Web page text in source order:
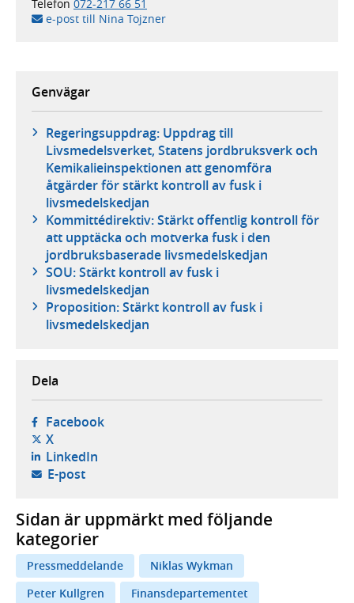
Telefon 072-217 66 51
e-post till Nina Tojzner
Genvägar
Regeringsuppdrag: Uppdrag till
Livsmedelsverket, Statens jordbruksverk och
Kemikalieinspektionen att genomföra
åtgärder för stärkt kontroll av fusk i
livsmedelskedjan
Kommittédirektiv: Stärkt offentlig kontroll för
att upptäcka och motverka fusk i den
jordbruksbaserade livsmedelskedjan
SOU: Stärkt kontroll av fusk i
livsmedelskedjan
Proposition: Stärkt kontroll av fusk i
livsmedelskedjan
Dela
Facebook- öppnas i ny flik, extern webbplats,
X- öppnas i ny flik, extern webbplats,
LinkedIn- öppnas i ny flik, extern webbplats,
E-post- öppnar din e-postklient,
Sidan är uppmärkt med följande
kategorier
Pressmeddelande
Niklas Wykman
Peter Kullgren
Finansdepartementet